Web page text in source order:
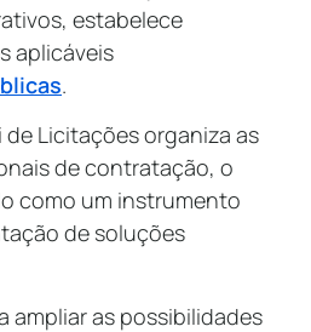
estabelece
aplicáveis
.
de Licitações organiza as
de contratação, o
como um instrumento
de soluções
ampliar as possibilidades